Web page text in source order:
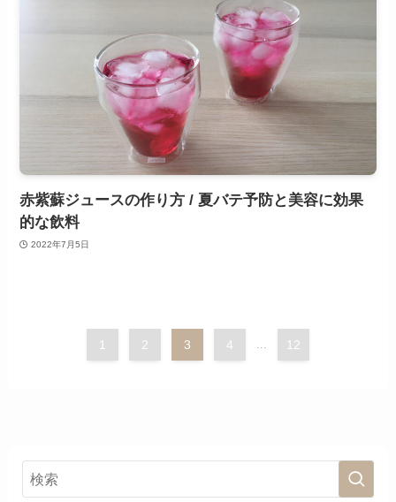
赤紫蘇ジュースの作り方 / 夏バテ予防と美容に効果
的な飲料
2022年7月5日
1 2 3 4 ... 12